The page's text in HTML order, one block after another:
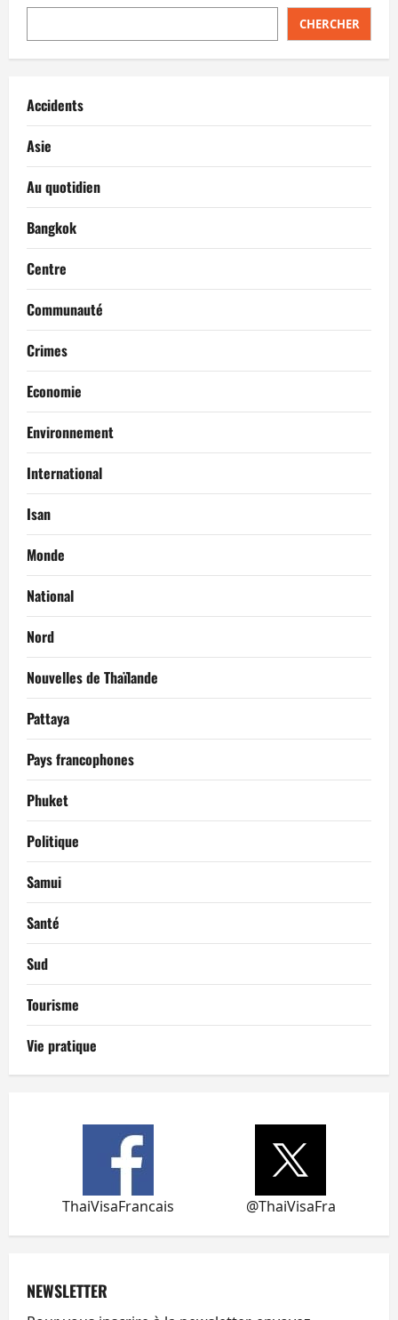
CHERCHER
Accidents
Asie
Au quotidien
Bangkok
Centre
Communauté
Crimes
Economie
Environnement
International
Isan
Monde
National
Nord
Nouvelles de Thaïlande
Pattaya
Pays francophones
Phuket
Politique
Samui
Santé
Sud
Tourisme
Vie pratique
ThaiVisaFrancais @ThaiVisaFra
NEWSLETTER